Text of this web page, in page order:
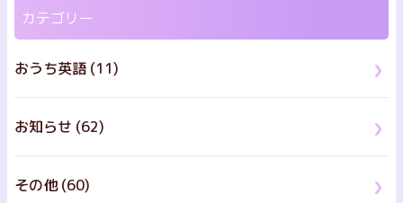
カテゴリー
おうち英語 (11)
お知らせ (62)
その他 (60)